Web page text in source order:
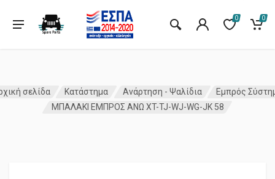
0 0
σελίδα Κατάστημα Ανάρτηση - Ψαλίδια
Εμπρός
ΜΠΑΛΑΚΙ ΕΜΠΡΟΣ ΑΝΩ XT-TJ-WJ-WG-JK 58